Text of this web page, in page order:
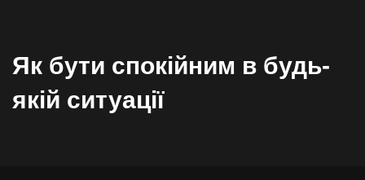
Як бути спокійним в будь-
якій ситуації